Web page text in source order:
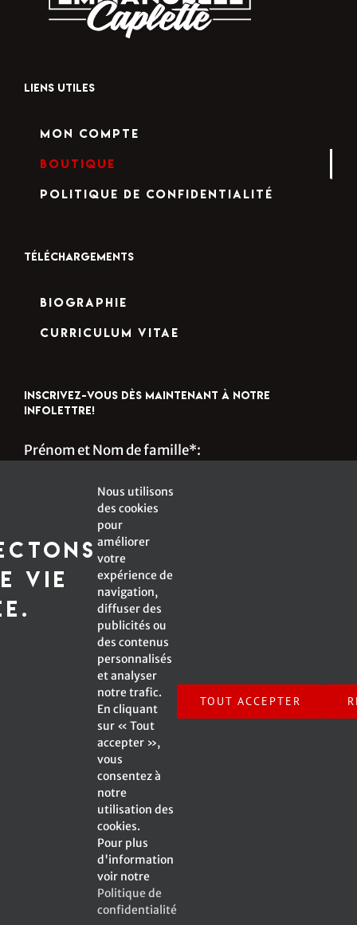
LIENS UTILES
Mon compte
Boutique
Politique de confidentialité
TÉLÉCHARGEMENTS
Biographie
Curriculum Vitae
INSCRIVEZ-VOUS DÈS MAINTENANT À NOTRE
INFOLETTRE!
Prénom et Nom de famille*:
*Champ obligatoire
Inscrivez-moi à l'infolettre !
© Copyright -2026 Emmanuelle Caplette | All Rights
Reserved | A Web Site by
Facebook
X
vie
Nous utilisons
des cookies
pour
améliorer
votre
expérience de
navigation,
diffuser des
publicités ou
des contenus
personnalisés
et analyser
notre trafic.
En cliquant
sur « Tout
accepter »,
vous
consentez à
notre
utilisation des
cookies.
Pour plus
d'information
voir notre
Politique de
confidentialité
TOUT ACCEPTER